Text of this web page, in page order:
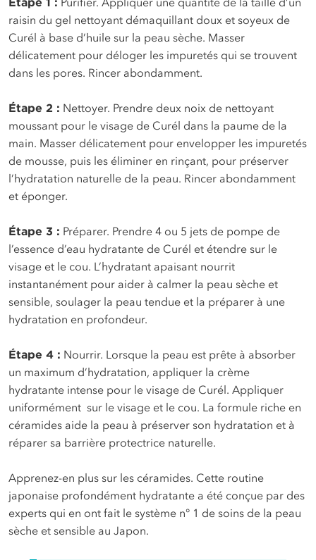
raisin du gel nettoyant démaquillant doux et soyeux de
Curél à base d’huile sur la peau sèche. Masser
délicatement pour déloger les impuretés qui se trouvent
dans les pores. Rincer abondamment.
Étape 2 : Nettoyer. Prendre deux noix de nettoyant
moussant pour le visage de Curél dans la paume de la
main. Masser délicatement pour envelopper les impuretés
de mousse, puis les éliminer en rinçant, pour préserver
l’hydratation naturelle de la peau. Rincer abondamment
et éponger.
Étape 3 : Préparer. Prendre 4 ou 5 jets de pompe de
l’essence d’eau hydratante de Curél et étendre sur le
visage et le cou. L’hydratant apaisant nourrit
instantanément pour aider à calmer la peau sèche et
sensible, soulager la peau tendue et la préparer à une
hydratation en profondeur.
Étape 4 : Nourrir. Lorsque la peau est prête à absorber
un maximum d’hydratation, appliquer la crème
hydratante intense pour le visage de Curél. Appliquer
uniformément sur le visage et le cou. La formule riche en
céramides aide la peau à préserver son hydratation et à
réparer sa barrière protectrice naturelle.
Apprenez-en plus sur les céramides. Cette routine
japonaise profondément hydratante a été conçue par des
experts qui en ont fait le système n° 1 de soins de la peau
sèche et sensible au Japon.